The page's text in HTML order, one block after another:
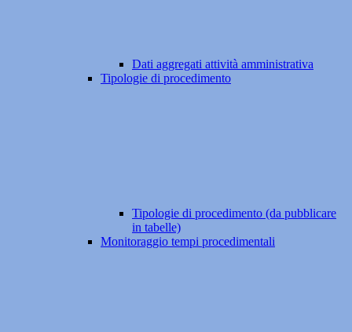
Dati aggregati attività amministrativa
Tipologie di procedimento
Tipologie di procedimento (da pubblicare
in tabelle)
Monitoraggio tempi procedimentali